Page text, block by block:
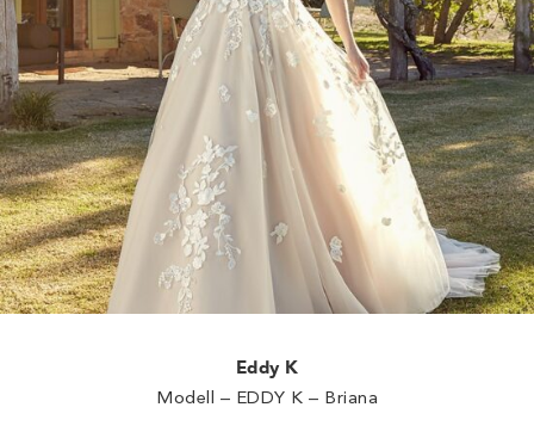
Eddy K
Modell – EDDY K – Briana